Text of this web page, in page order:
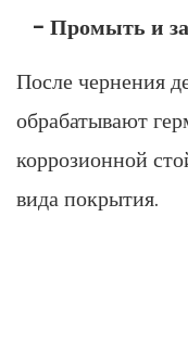
- Промыть и
После чернения
обрабатывают
коррозионной
вида покрытия.